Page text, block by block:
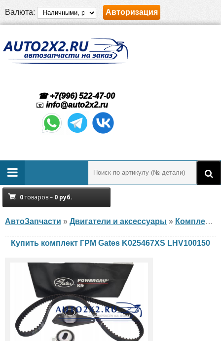
Валюта: Авторизация
☎ +7(996) 522-47-00
📧 info@auto2x2.ru
0товаров – 0 руб.
АвтоЗапчасти » Двигатели и аксессуары » Комплект ГРМ
Купить комплект ГРМ Gates K025467XS LHV100150